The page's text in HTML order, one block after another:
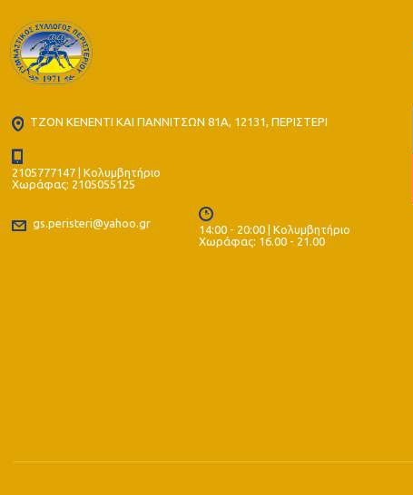
ΤΖΟΝ ΚΕΝΕΝΤΙ ΚΑΙ ΓΙΑΝΝΙΤΣΩΝ 81Α, 12131, ΠΕΡΙΣΤΕΡΙ
2105777147 | Κολυμβητήριο
Χωράφας: 2105055125
gs.peristeri@yahoo.gr
14:00 - 20:00 | Κολυμβητήριο
Χωράφας: 16.00 - 21.00